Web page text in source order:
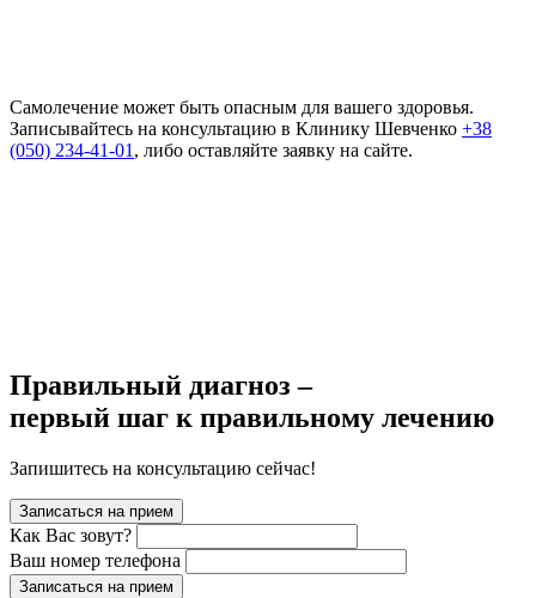
Самолечение может быть опасным для вашего здоровья.
Записывайтесь на консультацию в Клинику Шевченко +38
(050) 234-41-01 , либо оставляйте заявку на сайте.
Правильный диагноз –
первый шаг к правильному лечению
Запишитесь на консультацию сейчас!
Записаться на прием
Как Вас зовут?
Ваш номер телефона
Записаться на прием